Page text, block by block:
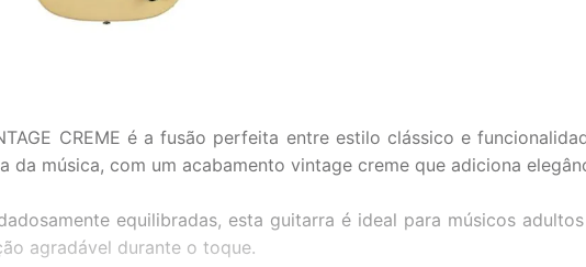
CREME é a fusão perfeita entre estilo clássico e
música, com um acabamento vintage creme que adiciona
equilibradas, esta guitarra é ideal para músicos
agradável durante o toque.